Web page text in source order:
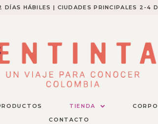
DÍAS HÁBILES | CIUDADES PRINCIPALES 2-4
TIENDA
CONTACTO